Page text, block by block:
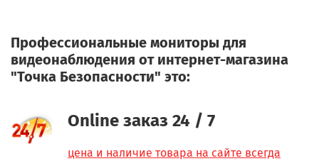
Профессиональные мониторы для
видеонаблюдения от интернет-магазина
"Точка Безопасности" это:
Online заказ 24 / 7
цена и наличие товара на сайте всегда